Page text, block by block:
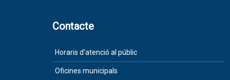
Contacte
Horaris d'atenció al públic
Oficines municipals